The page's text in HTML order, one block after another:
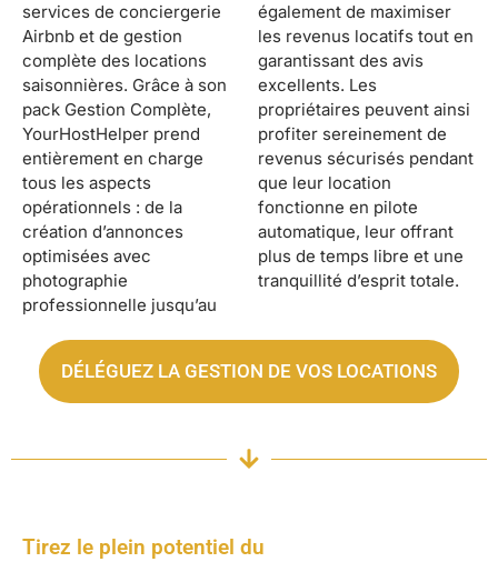
services de conciergerie
Airbnb et de gestion
complète des locations
saisonnières. Grâce à son
pack Gestion Complète,
YourHostHelper prend
entièrement en charge
tous les aspects
opérationnels : de la
création d’annonces
optimisées avec
photographie
professionnelle jusqu’au
également de maximiser
les revenus locatifs tout en
garantissant des avis
excellents. Les
propriétaires peuvent ainsi
profiter sereinement de
revenus sécurisés pendant
que leur location
fonctionne en pilote
automatique, leur offrant
plus de temps libre et une
tranquillité d’esprit totale.
DÉLÉGUEZ LA GESTION DE VOS LOCATIONS
Tirez le plein potentiel du